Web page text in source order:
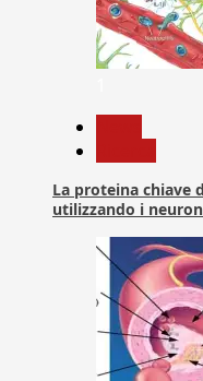
La proteina chiave
utilizzando i